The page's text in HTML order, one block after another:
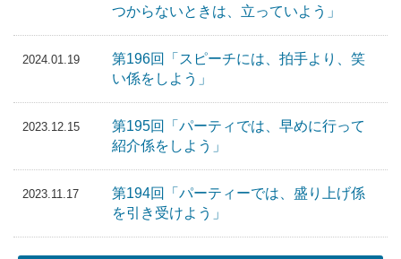
つからないときは、立っていよう」
2024.01.19
第196回「スピーチには、拍手より、笑
い係をしよう」
2023.12.15
第195回「パーティでは、早めに行って
紹介係をしよう」
2023.11.17
第194回「パーティーでは、盛り上げ係
を引き受けよう」